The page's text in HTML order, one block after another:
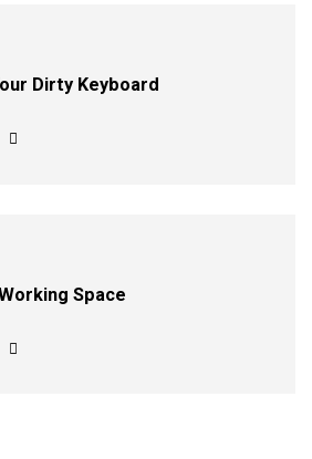
Dirty Keyboard
HOW TO CLEAN YOUR DIRTY KEYBOARD
Space
ORGANIZE YOUR WORKING SPACE